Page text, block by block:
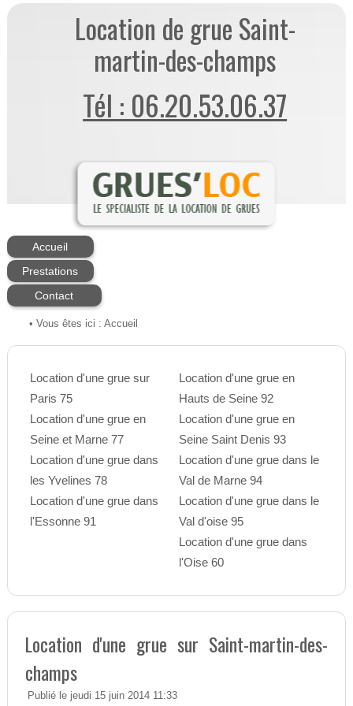
Location de grue Saint-
martin-des-champs
Tél : 06.20.53.06.37
Accueil
Prestations
Contact
• Vous êtes ici : Accueil
Location d'une grue sur
Paris 75
Location d'une grue en
Seine et Marne 77
Location d'une grue dans
les Yvelines 78
Location d'une grue dans
l'Essonne 91
Location d'une grue en
Hauts de Seine 92
Location d'une grue en
Seine Saint Denis 93
Location d'une grue dans le
Val de Marne 94
Location d'une grue dans le
Val d'oise 95
Location d'une grue dans
l'Oise 60
Location d'une grue sur Saint-martin-des-
champs
Publié le jeudi 15 juin 2014 11:33